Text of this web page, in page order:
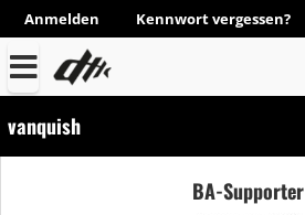
Anmelden Kennwort vergessen?
vanquish
BA-Supporter